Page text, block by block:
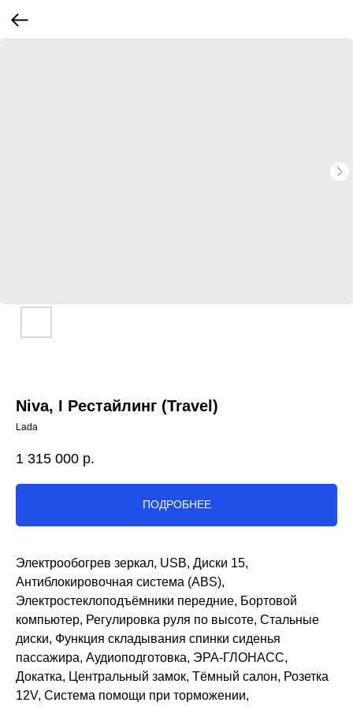
Niva, I Рестайлинг (Travel)
Lada
1 315 000 р.
ПОДРОБНЕЕ
Электрообогрев зеркал, USB, Диски 15,
Антиблокировочная система (ABS),
Электростеклоподъёмники передние, Бортовой
компьютер, Регулировка руля по высоте, Стальные
диски, Функция складывания спинки сиденья
пассажира, Аудиоподготовка, ЭРА-ГЛОНАСС,
Докатка, Центральный замок, Тёмный салон, Розетка
12V, Система помощи при торможении,